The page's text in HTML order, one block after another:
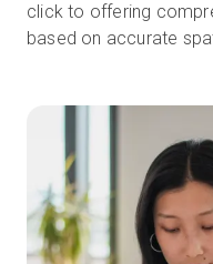
click to offering
based on accurate